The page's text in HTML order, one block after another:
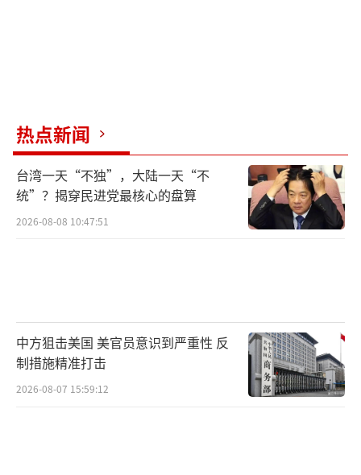
热点新闻
台湾一天“不独”，大陆一天“不
统”？揭穿民进党最核心的盘算
2026-08-08 10:47:51
中方狙击美国 美官员意识到严重性 反
制措施精准打击
2026-08-07 15:59:12